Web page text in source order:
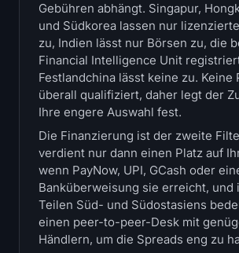
Hyperliquid ETFs
Treasuries
Bitcoin-Treasuries
Ethereum-Treasuries
Solana-Treasuries
Hyperliquid-Treasuries
Gebühren abhängt. Singapur,
und Südkorea lassen nur
zu, Indien lässt nur Börsen zu, die
Financial Intelligence Unit
Festlandchina lässt keine zu. Keine
überall qualifiziert, daher legt der
Ihre engere Auswahl fest.
Die Finanzierung ist der zweite
verdient nur dann einen Platz auf
wenn PayNow, UPI, GCash oder
Banküberweisung sie erreicht, und
Teilen Süd- und Südostasiens
einen peer-to-peer-Desk mit
Händlern, um die Spreads eng zu